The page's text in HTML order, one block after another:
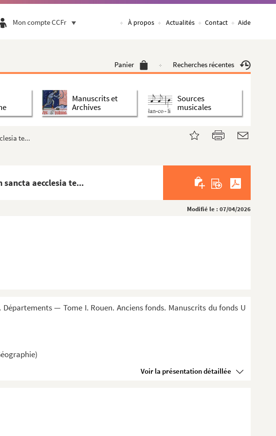
Mon compte CCFr À propos Actualités Contact Aide
Panier Recherches récentes
Manuscrits et
Archives
Sources
musicales
te...
sancta aecclesia te...
Modifié le : 07/04/2026
— Tome I. Rouen. Anciens fonds. Manuscrits du fonds U
Voir la présentation détaillée